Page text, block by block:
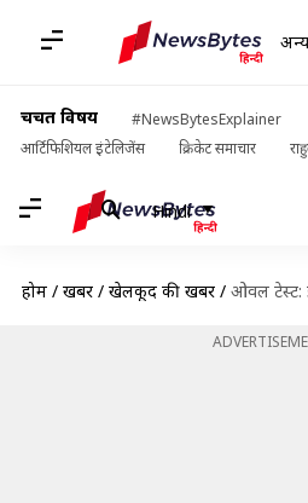
अन्य
चर्चित विषय #NewsBytesExplainer
आर्टिफिशियल इंटेलिजेंस
क्रिकेट समाचार
Hindi
होम / खबरें / खेलकूद की खबरें / ओवल टेस्ट: इंग्लैंड को